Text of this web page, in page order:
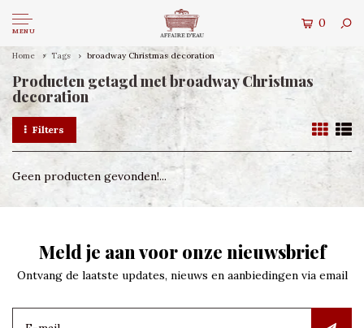
MENU
0
Home Tags broadway Christmas decoration
Producten getagd met broadway Christmas
decoration
Filters
Geen producten gevonden!...
Meld je aan voor onze nieuwsbrief
Ontvang de laatste updates, nieuws en aanbiedingen via email